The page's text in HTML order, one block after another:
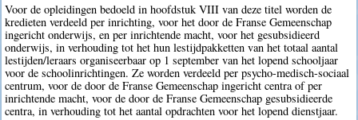
Voor de opleidingen bedoeld in hoofdstuk VIII van deze titel worden de
kredieten verdeeld per inrichting, voor het door de Franse Gemeenschap
ingericht onderwijs, en per inrichtende macht, voor het gesubsidieerd
onderwijs, in verhouding tot het hun lestijdpakketten van het totaal aantal
lestijden/leraars organiseerbaar op 1 september van het lopend schooljaar
voor de schoolinrichtingen. Ze worden verdeeld per psycho-medisch-sociaal
centrum, voor de door de Franse Gemeenschap ingericht centra of per
inrichtende macht, voor de door de Franse Gemeenschap gesubsidieerde
centra, in verhouding tot het aantal opdrachten voor het lopend dienstjaar.